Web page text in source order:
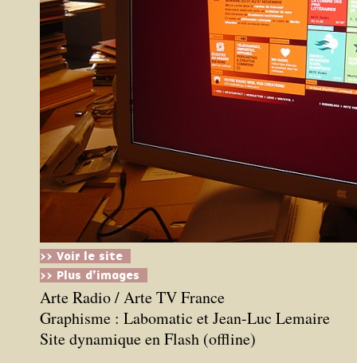
>> Voir le site
>> Plus d'images
Arte Radio / Arte TV France
Graphisme : Labomatic et Jean-Luc Lemaire
Site dynamique en Flash (offline)